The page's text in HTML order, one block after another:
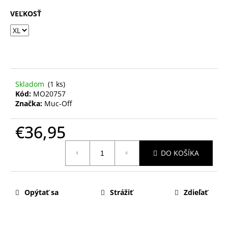
VEĽKOSŤ
Skladom (1 ks)
Kód: MO20757
Značka: Muc-Off
€36,95
DO KOŠÍKA
Opýtať sa Strážiť Zdieľať